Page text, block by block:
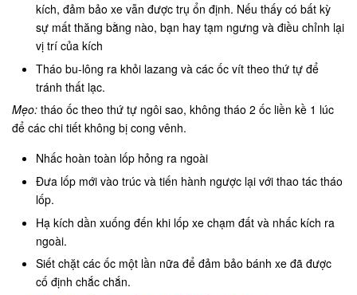
kích, đảm bảo xe vẫn được trụ ổn định. Nếu thấy có bất kỳ
sự mất thăng bằng nào, bạn hay tạm ngưng và điều chỉnh lại
vị trí của kích
Tháo bu-lông ra khỏi lazang và các ốc vít theo thứ tự để
tránh thất lạc.
Mẹo: tháo ốc theo thứ tự ngôi sao, không tháo 2 ốc liền kề 1 lúc
để các chi tiết không bị cong vênh.
Nhấc hoàn toàn lốp hỏng ra ngoài
Đưa lốp mới vào trúc và tiến hành ngược lại với thao tác tháo
lốp.
Hạ kích dần xuống đến khi lốp xe chạm đất và nhấc kích ra
ngoài.
Siết chặt các ốc một lần nữa để đảm bảo bánh xe đã được
cố định chắc chắn.